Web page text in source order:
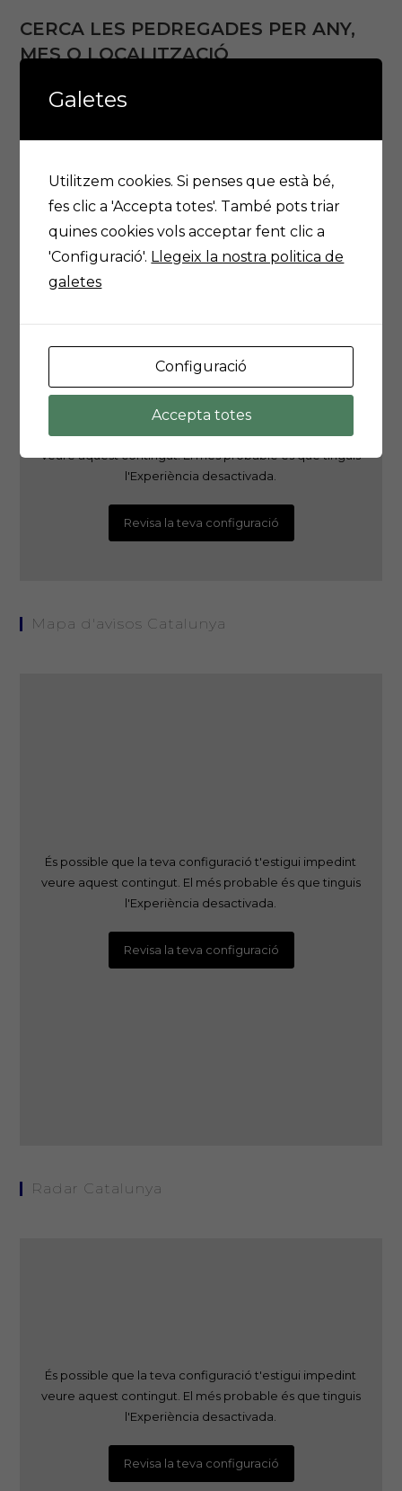
CERCA LES PEDREGADES PER ANY,
MES O LOCALITZACIÓ
Municipis Afectats:
És possible que la teva configuració t'estigui impedint
veure aquest contingut. El més probable és que tinguis
l'Experiència desactivada.
Revisa la teva configuració
Mapa d'avisos Catalunya
És possible que la teva configuració t'estigui impedint
veure aquest contingut. El més probable és que tinguis
l'Experiència desactivada.
Revisa la teva configuració
Radar Catalunya
És possible que la teva configuració t'estigui impedint
veure aquest contingut. El més probable és que tinguis
l'Experiència desactivada.
Revisa la teva configuració
Galetes
Utilitzem cookies. Si penses que està bé,
fes clic a 'Accepta totes'. També pots triar
quines cookies vols acceptar fent clic a
'Configuració'. Llegeix la nostra politica de
galetes
Configuració
Accepta totes